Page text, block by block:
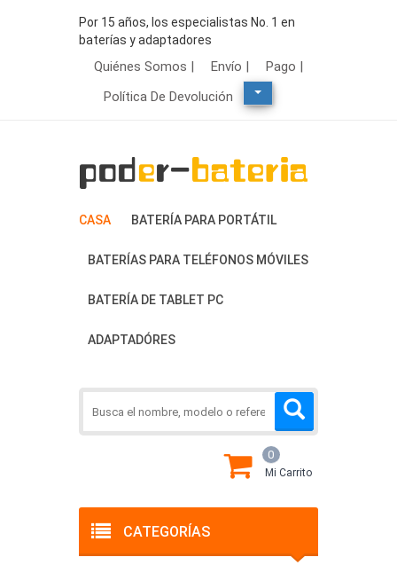
Por 15 años, los especialistas No. 1 en
baterías y adaptadores
Quiénes Somos | Envío |
Pago |
Política De Devolución
CASA BATERÍA PARA PORTÁTIL
BATERÍAS PARA TELÉFONOS MÓVILES
BATERÍA DE TABLET PC
ADAPTADÓRES
CATEGORÍAS
0
Mi Carrito